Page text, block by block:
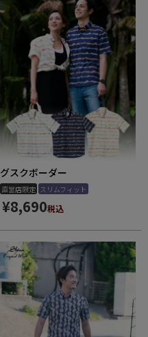
グスクボーダー
直営店限定 スリムフィット
¥8,690税込